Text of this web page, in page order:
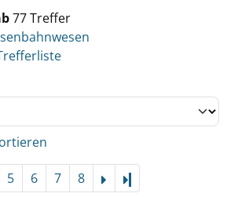
77 Treffer
5 6 7 8